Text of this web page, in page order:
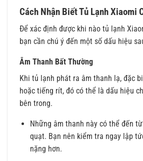
Cách Nhận Biết Tủ Lạnh Xiaomi
Để xác định được khi nào tủ lạnh
bạn cần chú ý đến một số dấu hiệu
Âm Thanh Bất Thường
Khi tủ lạnh phát ra âm thanh lạ, đặc
hoặc tiếng rít, đó có thể là dấu hiệu
bên trong.
Những âm thanh này có thể đến
quạt. Bạn nên kiểm tra ngay lập
nặng hơn.